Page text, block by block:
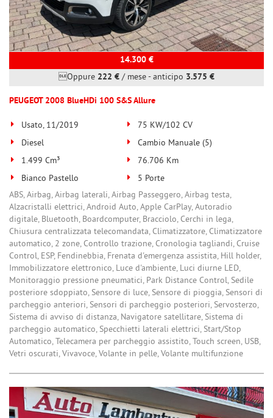
14.300 €
Oppure 222 € / mese-anticipo 3.575 €
PEUGEOT 2008 BlueHDi 100 S&S Allure
Usato, 11/2019
75 KW/102 CV
Diesel
Cambio Manuale (5)
1.499 Cm³
76.706 Km
Bianco Pastello
5 Porte
ABS, Airbag, Airbag laterali, Airbag Passeggero, Airbag testa,
Alzacristalli elettrici, Android Auto, Apple CarPlay, Autoradio
digitale, Bluetooth, Boardcomputer, Bracciolo, Cerchi in lega,
Chiusura centralizzata telecomandata, Climatizzatore, Climatizzatore
automatico, 2 zone, Controllo trazione, Cronologia tagliandi, Cruise
Control, ESP, Fendinebbia, Frenata d'emergenza assistita, Hill holder,
Immobilizzatore elettronico, Luce d'ambiente, Luci diurne LED,
Monitoraggio pressione pneumatici, Park Distance Control, Sedile
posteriore sdoppiato, Sensore di luce, Sensore di pioggia, Sensori di
parcheggio anteriori, Sensori di parcheggio posteriori, Servosterzo,
Sistema di avviso di distanza, Navigatore satellitare, Sistema di
parcheggio automatico, Specchietti laterali elettrici, Start/Stop
Automatico, Telecamera per parcheggio assistito, Touch screen, USB,
Vetri oscurati, Vivavoce, Volante in pelle, Volante multifunzione